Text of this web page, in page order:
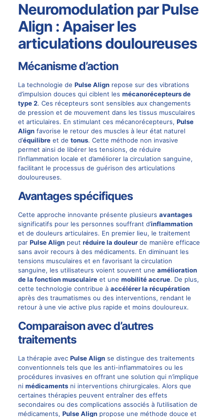
Neuromodulation par Pulse
Align : Apaiser les
articulations douloureuses
Mécanisme d’action
La technologie de Pulse Alignrepose sur des vibrations
d’impulsion douces qui ciblent les mécanorécepteurs de
type 2. Ces récepteurs sont sensibles aux changements
de pression et de mouvement dans les tissus musculaires
et articulaires. En stimulant ces mécanorécepteurs, Pulse
Alignfavorise le retour des muscles à leur état naturel
d’équilibreet de tonus. Cette méthode non invasive
permet ainsi de libérer les tensions, de réduire
l’inflammation locale et d’améliorer la circulation sanguine,
facilitant le processus de guérison des articulations
douloureuses.
Avantages spécifiques
Cette approche innovante présente plusieurs avantages
significatifs pour les personnes souffrant d’inflammation
et de douleurs articulaires. En premier lieu, le traitement
par Pulse Alignpeut réduire la douleurde manière efficace
sans avoir recours à des médicaments. En diminuant les
tensions musculaires et en favorisant la circulation
sanguine, les utilisateurs voient souvent une amélioration
de la fonction musculaireet une mobilité accrue. De plus,
cette technologie contribue à accélérer la récupération
après des traumatismes ou des interventions, rendant le
retour à une vie active plus rapide et moins douloureux.
Comparaison avec d’autres
traitements
La thérapie avec Pulse Alignse distingue des traitements
conventionnels tels que les anti-inflammatoires ou les
procédures invasives en offrant une solution qui n’implique
ni médicamentsni interventions chirurgicales. Alors que
certaines thérapies peuvent entraîner des effets
secondaires ou des complications associés à l’utilisation de
médicaments, Pulse Alignpropose une méthode douce et